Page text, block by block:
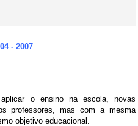
- 2007
o ensino na escola, novas
professores, mas com a mesma
objetivo educacional.